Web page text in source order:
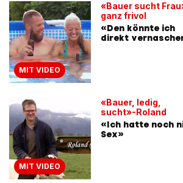
MIT VIDEO
«Bauer sucht
ganz frivol
«Den könnte ich
direkt
MIT VIDEO
«Bauer, ledig,
sucht»-Roland
«Ich hatte noch
Sex»